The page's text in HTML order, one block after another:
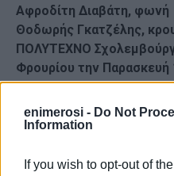
enimerosi - Do Not
Information
If you wish to opt-out of
Αφροδίτη Διαβάτη, φωνή
Θοδωρής Γκατζέλης,
ΠΟΛΥΤΕΧΝΟ
Φρουρίου την Παρασκευή
Εμφανίσεις: 96